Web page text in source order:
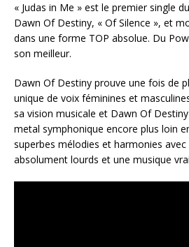
« Judas in Me » est le premier single
Dawn Of Destiny, « Of Silence », et
dans une forme TOP absolue. Du
son meilleur.
Dawn Of Destiny prouve une fois de
unique de voix féminines et
sa vision musicale et Dawn Of
metal symphonique encore plus loin
superbes mélodies et harmonies
absolument lourds et une musique